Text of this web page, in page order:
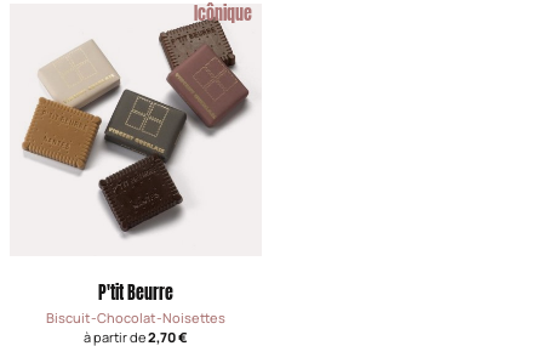
Icônique
P'tit Beurre
Biscuit-Chocolat-Noisettes
à partir de2,70 €